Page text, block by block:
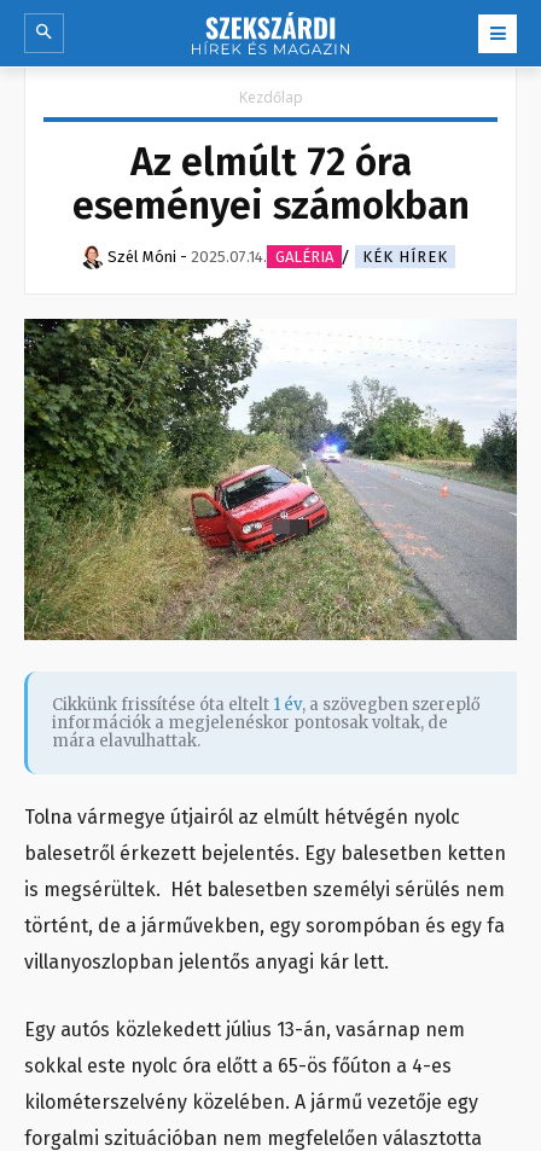
Kezdőlap
Az elmúlt 72 óra
eseményei számokban
Szél Móni - 2025.07.14. GALÉRIA KÉK HÍREK
Cikkünk frissítése óta eltelt 1 év, a szövegben szereplő
információk a megjelenéskor pontosak voltak, de
mára elavulhattak.
Tolna vármegye útjairól az elmúlt hétvégén nyolc
balesetről érkezett bejelentés. Egy balesetben ketten
is megsérültek. Hét balesetben személyi sérülés nem
történt, de a járművekben, egy sorompóban és egy fa
villanyoszlopban jelentős anyagi kár lett.
Egy autós közlekedett július 13-án, vasárnap nem
sokkal este nyolc óra előtt a 65-ös főúton a 4-es
kilométerszelvény közelében. A jármű vezetője egy
forgalmi szituációban nem megfelelően választotta